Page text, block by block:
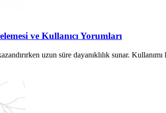
ve Kullanıcı Yorumları
uzun süre dayanıklılık sunar.